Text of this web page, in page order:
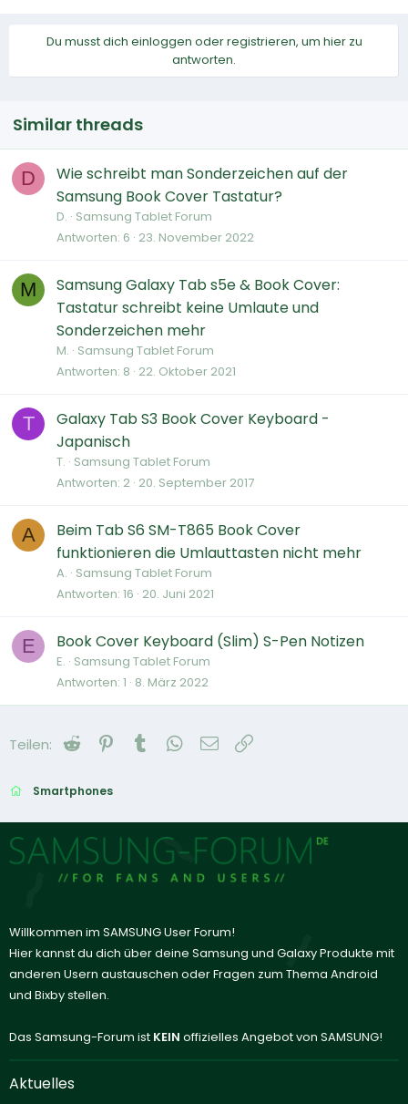
Du musst dich einloggen oder registrieren, um hier zu
antworten.
Similar threads
D
Wie schreibt man Sonderzeichen auf der
Samsung Book Cover Tastatur?
D. Samsung Tablet Forum
Antworten 6 23. November 2022
M
Samsung Galaxy Tab s5e & Book Cover:
Tastatur schreibt keine Umlaute und
Sonderzeichen mehr
M. Samsung Tablet Forum
Antworten 8 22. Oktober 2021
T
Galaxy Tab S3 Book Cover Keyboard -
Japanisch
T. Samsung Tablet Forum
Antworten 2 20. September 2017
A
Beim Tab S6 SM-T865 Book Cover
funktionieren die Umlauttasten nicht mehr
A. Samsung Tablet Forum
Antworten 16 20. Juni 2021
E Book Cover Keyboard (Slim) S-Pen Notizen
E. Samsung Tablet Forum
Antworten 1 8. März 2022
Teilen: Reddit Pinterest
Tumblr WhatsApp
E-Mail
Smartphones
Willkommen im SAMSUNG User Forum!
Hier kannst du dich über deine Samsung und Galaxy Produkte mit
anderen Usern austauschen oder Fragen zum Thema Android
und Bixby stellen.
Das Samsung-Forum ist KEIN offizielles Angebot von SAMSUNG!
Aktuelles